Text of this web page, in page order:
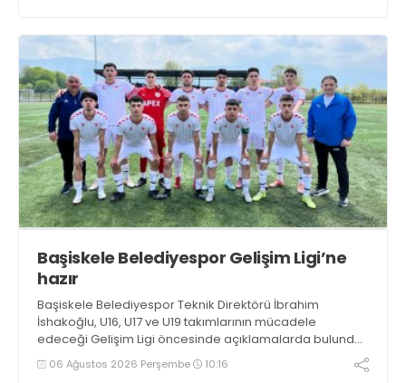
Başiskele Belediyespor Gelişim Ligi’ne
hazır
Başiskele Belediyespor Teknik Direktörü İbrahim
İshakoğlu, U16, U17 ve U19 takımlarının mücadele
edeceği Gelişim Ligi öncesinde açıklamalarda bulundu.
Genç oyuncuların gelişimine dikkat çeken İshakoğlu,
hedeflerinin sadece sonuç almak değil, Türk futboluna
06 Ağustos 2026 Perşembe 10:16